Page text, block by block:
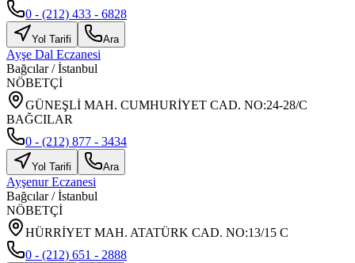
0 - (212) 433 - 6828
Yol Tarifi Ara
Ayşe Dal Eczanesi
Bağcılar/İstanbul
NÖBETÇİ
GÜNEŞLİ MAH. CUMHURİYET CAD. NO:24-28/C
BAĞCILAR
0 - (212) 877 - 3434
Yol Tarifi Ara
Ayşenur Eczanesi
Bağcılar/İstanbul
NÖBETÇİ
HÜRRİYET MAH. ATATÜRK CAD. NO:13/15 C
0 - (212) 651 - 2888